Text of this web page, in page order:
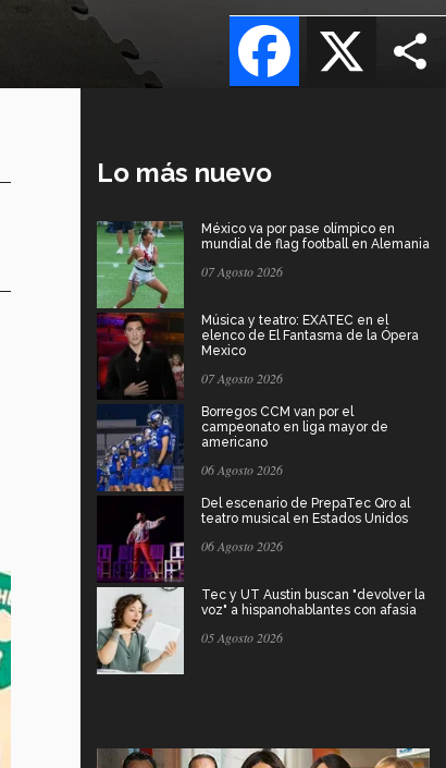
X
Facebook
Lo más nuevo
México va por pase olímpico en
mundial de flag football en Alemania
07 Agosto 2026
Música y teatro: EXATEC en el
elenco de El Fantasma de la Ópera
Mexico
07 Agosto 2026
Borregos CCM van por el
campeonato en liga mayor de
americano
06 Agosto 2026
Del escenario de PrepaTec Qro al
teatro musical en Estados Unidos
06 Agosto 2026
Tec y UT Austin buscan "devolver la
voz" a hispanohablantes con afasia
05 Agosto 2026